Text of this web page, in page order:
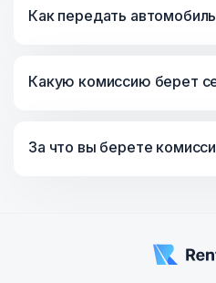
показателем солидного
обладали счастливые
город, в гости, по
Как передать
Какую комиссию берет
За что вы берете